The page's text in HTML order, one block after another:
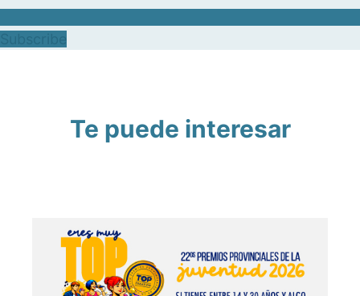
Te puede interesar